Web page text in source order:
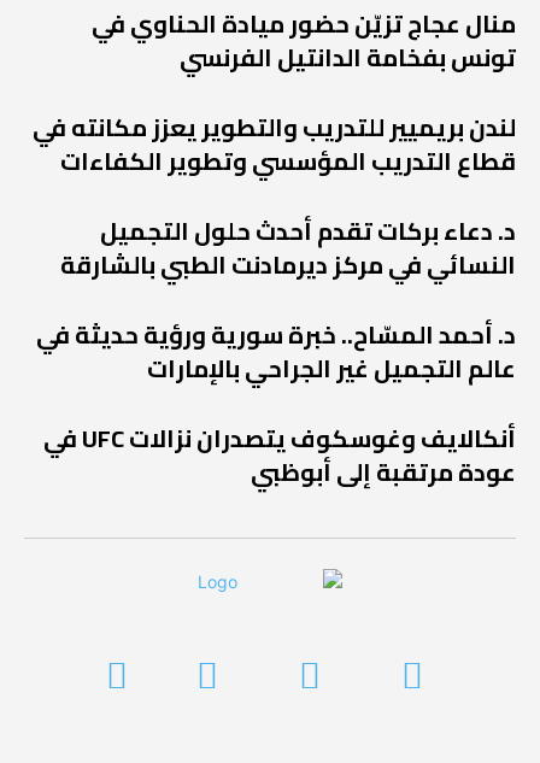
منال عجاج تزيّن حضور ميادة الحناوي في
تونس بفخامة الدانتيل الفرنسي
لندن بريميير للتدريب والتطوير يعزز مكانته في
قطاع التدريب المؤسسي وتطوير الكفاءات
د. دعاء بركات تقدم أحدث حلول التجميل
النسائي في مركز ديرمادنت الطبي بالشارقة
د. أحمد المسّاح.. خبرة سورية ورؤية حديثة في
عالم التجميل غير الجراحي بالإمارات
أنكالايف وغوسكوف يتصدران نزالات UFC في
عودة مرتقبة إلى أبوظبي